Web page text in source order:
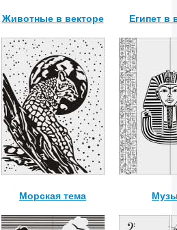
Животные в векторе Египет в
Морская тема